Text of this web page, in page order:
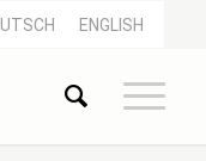
ENGLISH